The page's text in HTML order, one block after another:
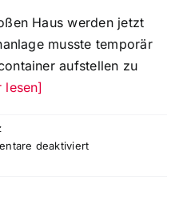
Haus werden jetzt
musste temporär
aufstellen zu
lesen]
deaktiviertfür